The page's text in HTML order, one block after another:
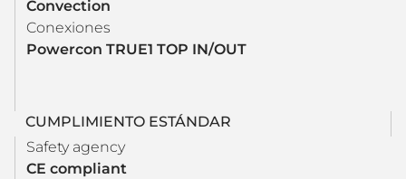
Convection
Conexiones
Powercon TRUE1 TOP IN/OUT
CUMPLIMIENTO ESTÁNDAR
Safety agency
CE compliant